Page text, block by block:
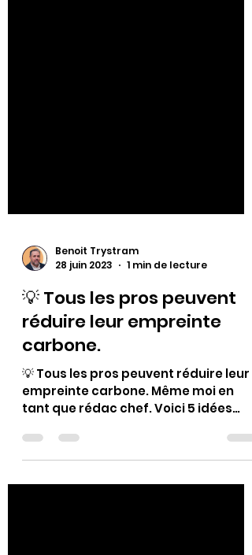
Benoit Trystram
28 juin 2023
1 min de lecture
💡 Tous les pros peuvent
réduire leur empreinte
carbone.
empreinte carbone. Même moi en
tant que rédac chef. Voici 5 idées
concrètes que j'applique pour...